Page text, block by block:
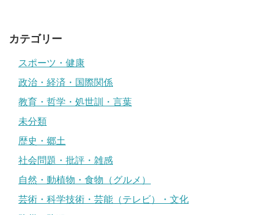
カテゴリー
スポーツ・健康
政治・経済・国際関係
教育・哲学・処世訓・言葉
未分類
歴史・郷土
社会問題・批評・雑感
自然・動植物・食物（グルメ）
芸術・科学技術・芸能（テレビ）・文化